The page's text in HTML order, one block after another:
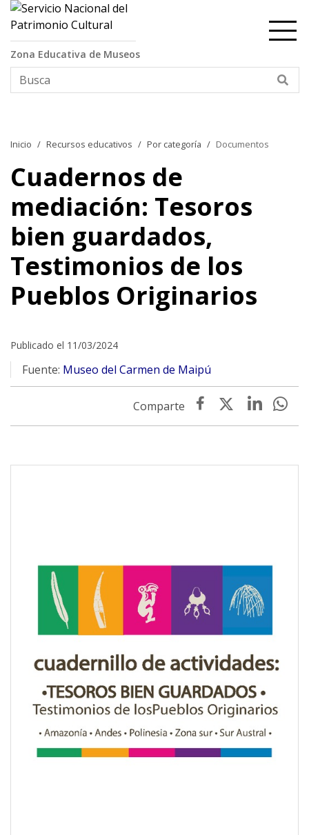
Contenido principal
Zona Educativa de Museos
Inicio Recursos educativos Por categoría Documentos
Cuadernos de
mediación: Tesoros
bien guardados,
Testimonios de los
Pueblos Originarios
Publicado el 11/03/2024
Fuente: Museo del Carmen de Maipú